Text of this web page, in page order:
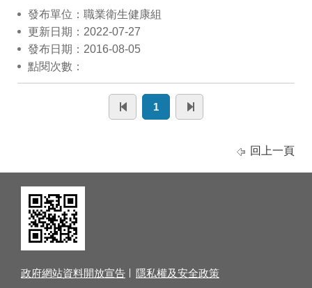
發布單位：職業衛生健康組
更新日期：2022-07-27
發布日期：2016-08-05
點閱次數：
1
回上一頁
政府網站資料開放宣告 隱私權及安全政策